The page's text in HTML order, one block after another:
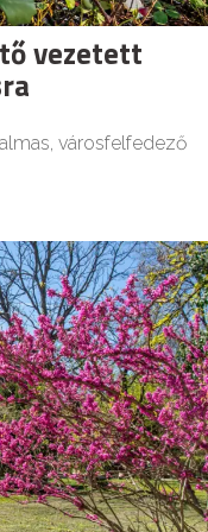
vezetett
városfelfedező